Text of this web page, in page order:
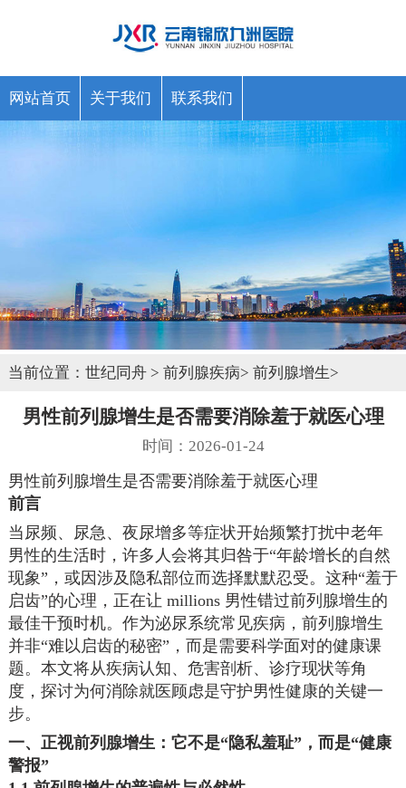
网站首页 关于我们 联系我们
当前位置： 世纪同舟> 前列腺疾病> 前列腺增生>
男性前列腺增生是否需要消除羞于就医心理
时间：2026-01-24
男性前列腺增生是否需要消除羞于就医心理
前言
当尿频、尿急、夜尿增多等症状开始频繁打扰中老年
男性的生活时，许多人会将其归咎于“年龄增长的自然
现象”，或因涉及隐私部位而选择默默忍受。这种“羞于
启齿”的心理，正在让 millions 男性错过前列腺增生的
最佳干预时机。作为泌尿系统常见疾病，前列腺增生
并非“难以启齿的秘密”，而是需要科学面对的健康课
题。本文将从疾病认知、危害剖析、诊疗现状等角
度，探讨为何消除就医顾虑是守护男性健康的关键一
步。
一、正视前列腺增生：它不是“隐私羞耻”，而是“健康
警报”